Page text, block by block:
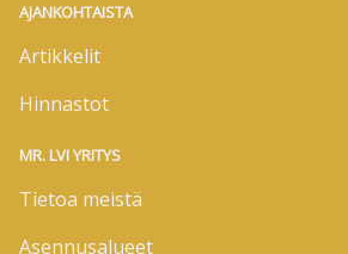
AJANKOHTAISTA
Artikkelit
Hinnastot
MR. LVI YRITYS
Tietoa meistä
Asennusalueet